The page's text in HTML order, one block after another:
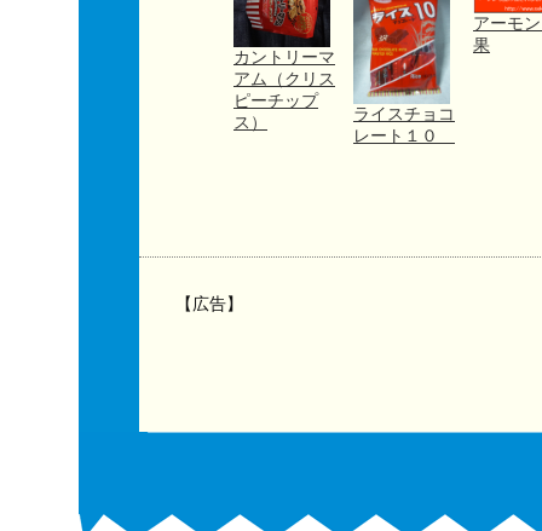
カントリーマ
アム（クリス
ピーチップ
ス）
ライスチョコ
レート１０
アーモ
果
【広告】